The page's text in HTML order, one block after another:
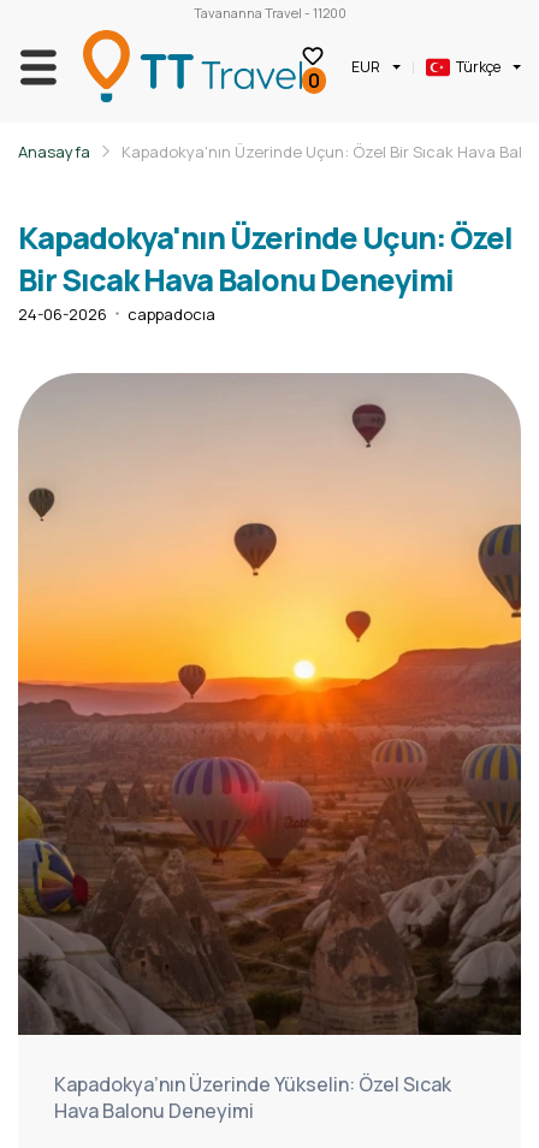
Tavananna Travel - 11200
0 EUR Türkçe
Anasayfa Kapadokya'nın Üzerinde Uçun: Özel Bir Sıcak Hava
Kapadokya'nın Üzerinde Uçun: Özel
Bir Sıcak Hava Balonu Deneyimi
24-06-2026 cappadocıa
Kapadokya’nın Üzerinde Yükselin: Özel Sıcak
Hava Balonu Deneyimi